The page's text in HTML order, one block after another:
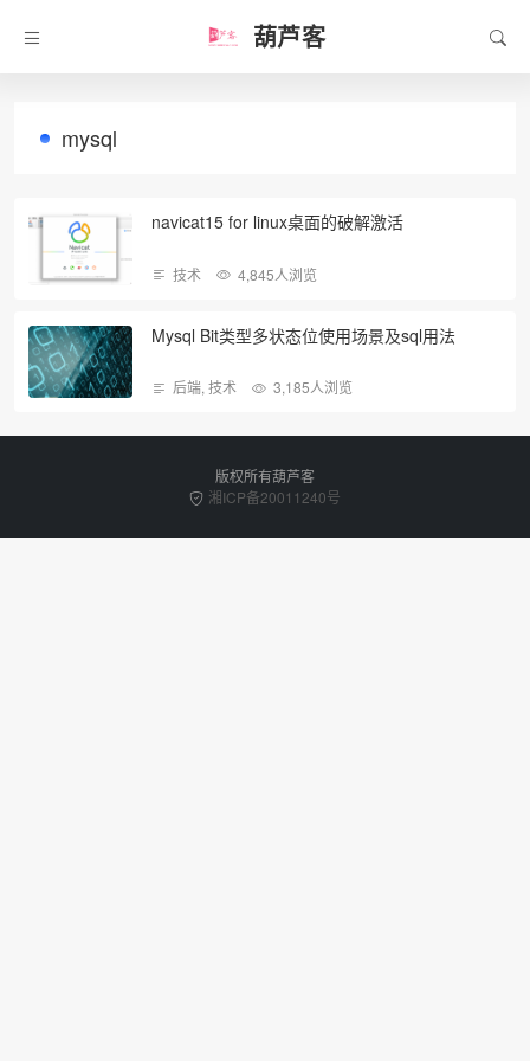
葫芦客
mysql
navicat15 for linux桌面的破解激活
技术 4,845人浏览
Mysql Bit类型多状态位使用场景及sql用法
后端, 技术 3,185人浏览
版权所有葫芦客
湘ICP备20011240号